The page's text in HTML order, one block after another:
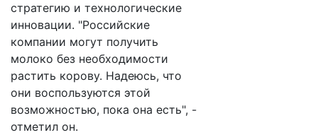
стратегию и технологические
инновации. "Российские
компании могут получить
молоко без необходимости
растить корову. Надеюсь, что
они воспользуются этой
возможностью, пока она есть", -
отметил он.